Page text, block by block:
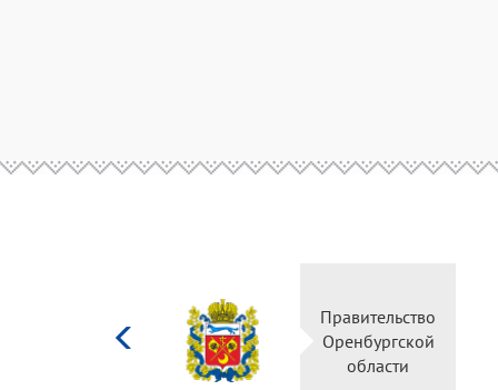
Министерство
культуры
Российской
федерации